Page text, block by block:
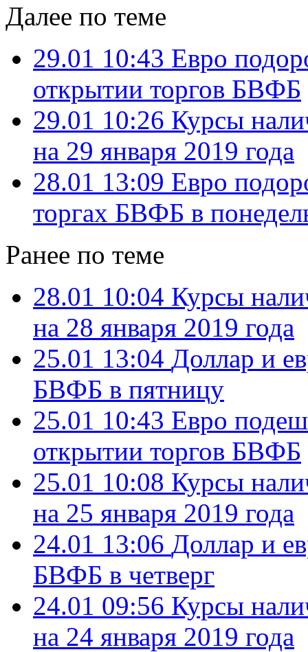
Далее по теме
29.01 10:43 Евро
открытии торгов БВФБ
29.01 10:26 Курсы
на 29 января 2019 года
28.01 13:09 Евро
торгах БВФБ в
Ранее по теме
28.01 10:04 Курсы
на 28 января 2019 года
25.01 13:04 Доллар и
БВФБ в пятницу
25.01 10:43 Евро
открытии торгов БВФБ
25.01 10:08 Курсы
на 25 января 2019 года
24.01 13:06 Доллар и
БВФБ в четверг
24.01 09:56 Курсы
на 24 января 2019 года